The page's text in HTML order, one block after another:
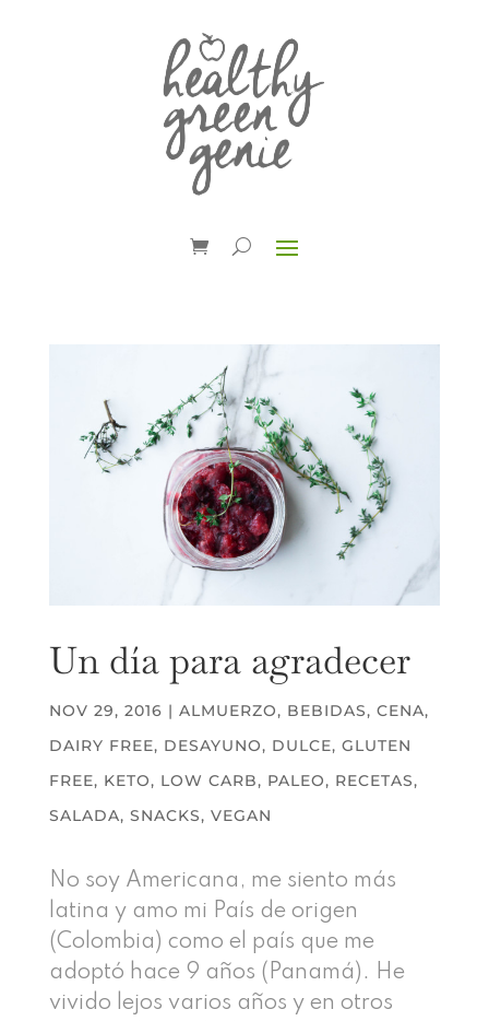
Un día para agradecer
NOV 29, 2016 | ALMUERZO, BEBIDAS, CENA,
DAIRY FREE, DESAYUNO, DULCE, GLUTEN
FREE, KETO, LOW CARB, PALEO, RECETAS,
SALADA, SNACKS, VEGAN
No soy Americana, me siento más
latina y amo mi País de origen
(Colombia) como el país que me
adoptó hace 9 años (Panamá). He
vivido lejos varios años y en otros